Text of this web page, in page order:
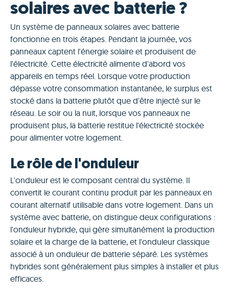
solaires avec batterie ?
Un système de panneaux solaires avec batterie
fonctionne en trois étapes. Pendant la journée, vos
panneaux captent l'énergie solaire et produisent de
l'électricité. Cette électricité alimente d'abord vos
appareils en temps réel. Lorsque votre production
dépasse votre consommation instantanée, le surplus est
stocké dans la batterie plutôt que d'être injecté sur le
réseau. Le soir ou la nuit, lorsque vos panneaux ne
produisent plus, la batterie restitue l'électricité stockée
pour alimenter votre logement.
Le rôle de l'onduleur
L'onduleur est le composant central du système. Il
convertit le courant continu produit par les panneaux en
courant alternatif utilisable dans votre logement. Dans un
système avec batterie, on distingue deux configurations :
l'onduleur hybride, qui gère simultanément la production
solaire et la charge de la batterie, et l'onduleur classique
associé à un onduleur de batterie séparé. Les systèmes
hybrides sont généralement plus simples à installer et plus
efficaces.